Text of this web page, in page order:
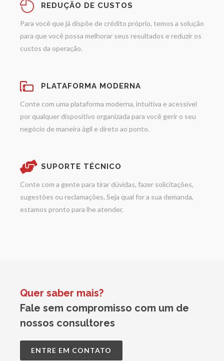
REDUÇÃO DE CUSTOS
Para você que já dispõe de crédito próprio, temos a solução
para que você possa melhorar seus resultados e reduzir os
custos da operação.
PLATAFORMA MODERNA
Conte com uma plataforma moderna, intuitiva e acessível
por qualquer dispositivo organizada para você gerir o seu
negócio de maneira ágil e direto ao ponto.
SUPORTE TÉCNICO
Conte com a gente para tirar dúvidas, fazer solicitações,
sugestões ou reclamações. Seja qual for a sua demanda,
estamos pronto para lhe atender.
Quer saber mais?
Fale sem compromisso com um de
nossos consultores
ENTRE EM CONTATO